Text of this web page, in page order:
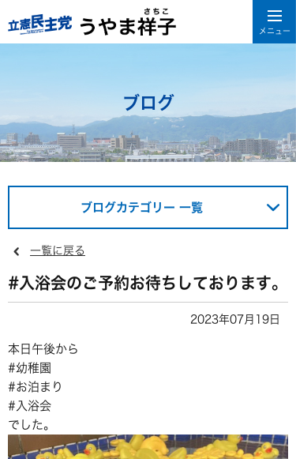
ブログ
ブログカテゴリー 一覧
一覧に戻る
#入浴会のご予約お待ちしております。
2023年07月19日
本日午後から
#幼稚園
#お泊まり
#入浴会
でした。